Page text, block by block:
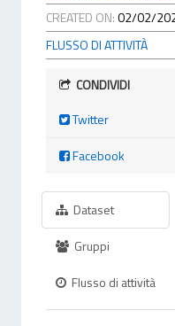
CREATED ON:02/02/
FLUSSO DI ATTIVITÀ
CONDIVIDI
Twitter
Facebook
Dataset
Gruppi
Flusso di attività